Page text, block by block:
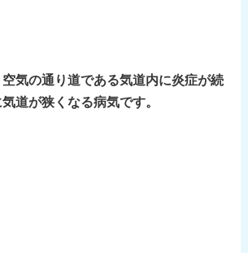
気の通り道である気道内に炎症が続
道が狭くなる病気です。